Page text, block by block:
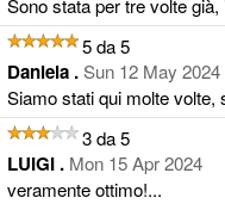
Sono stata per tre volte
5 da 5
Daniela .Sun 12 May 2024
Siamo stati qui molte volte,
3 da 5
LUIGI . Mon 15 Apr 2024
veramente ottimo!...